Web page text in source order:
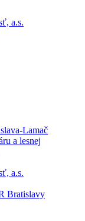
a.s.
Lamač
a lesnej
a.s.
Bratislavy